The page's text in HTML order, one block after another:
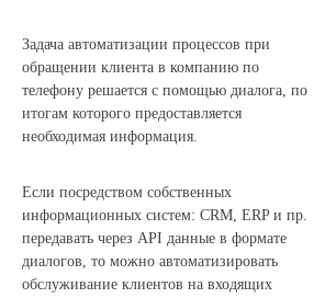
Задача автоматизации процессов при
обращении клиента в компанию по
телефону решается с помощью диалога, по
итогам которого предоставляется
необходимая информация.
Если посредством собственных
информационных систем: CRM, ERP и пр.
передавать через API данные в формате
диалогов, то можно автоматизировать
обслуживание клиентов на входящих